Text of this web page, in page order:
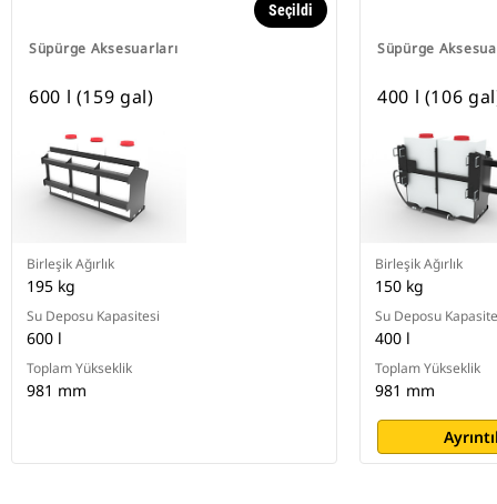
Süpürge Aksesuarları
Seçildi
600 l (159 gal)
Birleşik Ağırlık
195 kg
Su Deposu Kapasitesi
600 l
Toplam Yükseklik
981 mm
Süpürge
400 l (106
Birleşik Ağırlık
150 kg
Su Deposu
400 l
Toplam Yükseklik
981 mm